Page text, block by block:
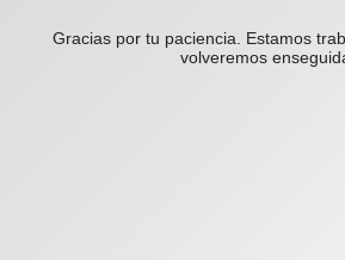
Gracias por tu paciencia. Estamos
volveremos